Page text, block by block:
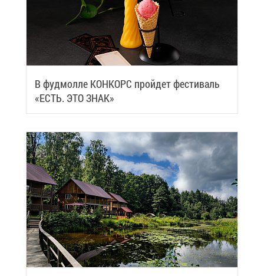
В фуд­мол­ле КОН­КОРС прой­дет фе­сти­валь
«ЕСТЬ. ЭТО ЗНАК»